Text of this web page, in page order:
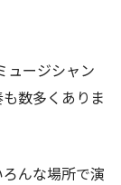
ュージシャン
数多くありま
んな場所で演